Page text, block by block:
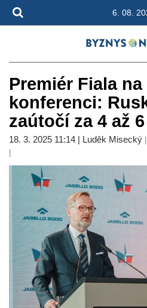
6. 08.
Premiér Fiala
konferenci:
zaútočí za 4 až
18. 3. 2025 11:14 | Luděk Misecký